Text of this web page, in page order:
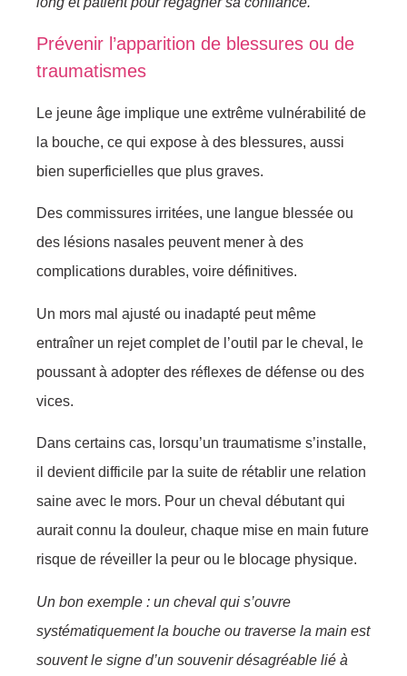
Prévenir l’apparition de blessures ou de
traumatismes
Le jeune âge implique une extrême vulnérabilité de
la bouche, ce qui expose à des blessures, aussi
bien superficielles que plus graves.
Des commissures irritées, une langue blessée ou
des lésions nasales peuvent mener à des
complications durables, voire définitives.
Un mors mal ajusté ou inadapté peut même
entraîner un rejet complet de l’outil par le cheval, le
poussant à adopter des réflexes de défense ou des
vices.
Dans certains cas, lorsqu’un traumatisme s’installe,
il devient difficile par la suite de rétablir une relation
saine avec le mors. Pour un cheval débutant qui
aurait connu la douleur, chaque mise en main future
risque de réveiller la peur ou le blocage physique.
Un bon exemple : un cheval qui s’ouvre
systématiquement la bouche ou traverse la main est
souvent le signe d’un souvenir désagréable lié à